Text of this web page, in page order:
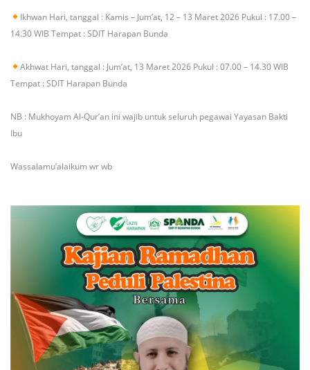
IkhwanHari, tanggal : Kamis – Jum’at, 12 – 13 Maret 2026Pukul : 17.00 –
14.30 WIB Tempat : SDIT Harapan Bunda
AkhwatHari, tanggal : Jum’at, 13 Maret 2026Pukul : 07.00 – 14.30 WIB
Tempat : SDIT Harapan Bunda
NB : Mukhoyam Al-Qur’an ini wajib untuk seluruh pegawai Yayasan Bakti
Ibu
Wassalamu’alaikum wr wb